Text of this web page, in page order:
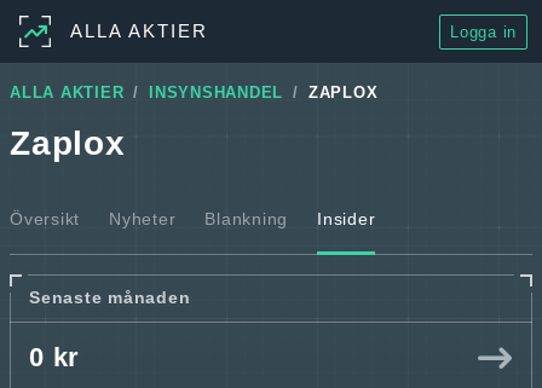
ALLA AKTIER Logga in
ALLA AKTIER INSYNSHANDEL ZAPLOX
Zaplox
Översikt Nyheter Blankning Insider
Senaste månaden
0 kr